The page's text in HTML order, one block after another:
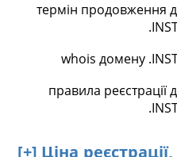
термін продовження
whois домену
правила реєстрації
[+] Ціна